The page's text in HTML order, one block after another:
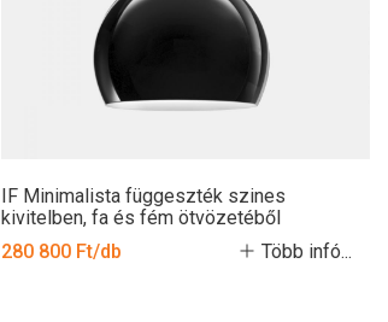
IF Minimalista függeszték szines
kivitelben, fa és fém ötvözetéből
280 800 Ft/db
Több infó...